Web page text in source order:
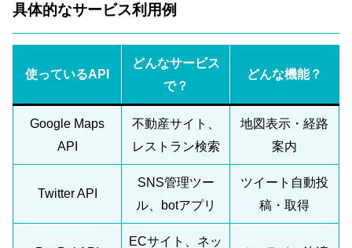
具体的なサービス利用例
使っているAPI
どんなサービス
で？
どんな機能？
Google Maps
API
不動産サイト、
レストラン検索
地図表示・経路
案内
Twitter API
SNS管理ツー
ル、botアプリ
ツイート自動投
稿・取得
ECサイト、ネッ